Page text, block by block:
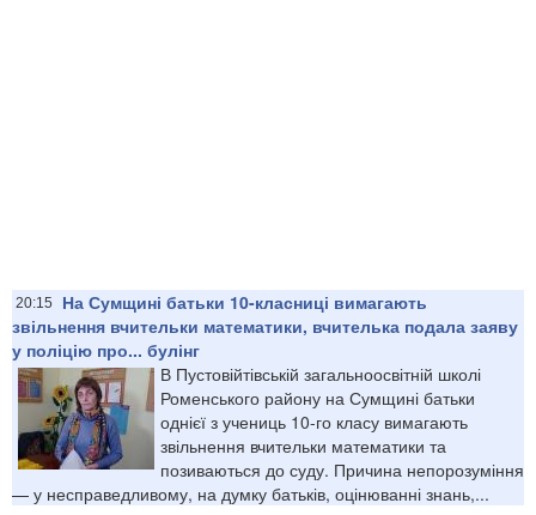
20:15
На Сумщині батьки 10-класниці вимагають
звільнення вчительки математики, вчителька подала заяву
у поліцію про... булінг
В Пустовійтівській загальноосвітній школі
Роменського району на Сумщині батьки
однієї з учениць 10-го класу вимагають
звільнення вчительки математики та
позиваються до суду. Причина непорозуміння
— у несправедливому, на думку батьків, оцінюванні знань,...